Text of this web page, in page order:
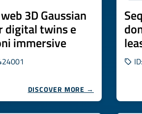
3D Gaussian
digital twins e
immersive
DISCOVER MORE →